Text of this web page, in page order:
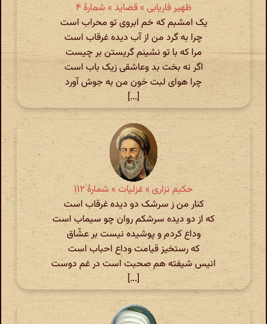
ظهیر فاریابی » قصاید » شمارهٔ ۴
یک امشبم که خم ابروی تو محراب است
چرا به گرد من از آب دیده غرقاب است
مرا که با تو نشینم گریستن بر چیست
اگر نه بخت بد وعاشقی زیک باب است
چرا هوای لبت خون من به جوش آورد
[...]
حکیم نزاری » غزلیات » شمارهٔ ۱۱۲
کنار من ز سرشک دو دیده غرقاب است
که از دو دیده سرشکم روان چو سیماب است
وداع کردم و پوشیده نیست بر عشّاق
که رستخیز قیامت وداع احباب است
انیس شیفته هم صحبت است در غم دوست
[...]